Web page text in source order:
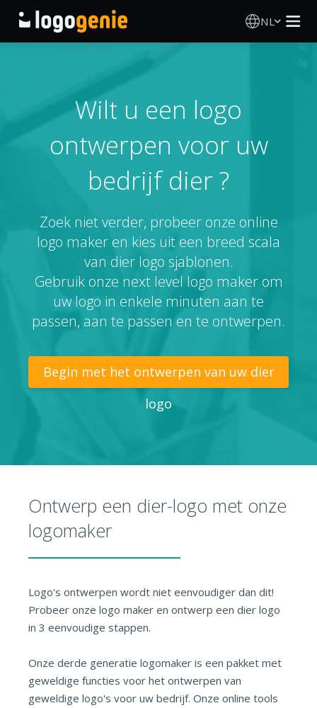
NL
AI logogenerator
Logo-ideeën
Gedrukte producten
Over
INLOGGEN
Wilt u een logo
ontwerpen voor uw
bedrijf dier ?
Zoek niet verder, probeer onze online
logo maker en kies uit een breed scala
van dier logo sjablonen.
Gebruik onze next level logo maker om
uw logo in enkele minuten aan te
passen, aan te passen en te ontwerpen.
Begin met het ontwerpen van uw dier
logo
Ontwerp een dier-logo met onze
logomaker
Logo's ontwerpen wordt niet eenvoudiger dan dit!
Probeer onze logo maker en ontwerp een dier logo
in 3 eenvoudige stappen.
Onze derde generatie logomaker is een pakket met
geweldige functies voor het ontwerpen van
geweldige logo's voor uw bedrijf. Onze online tools